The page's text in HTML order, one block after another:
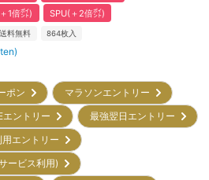
1倍㌽)
SPU(＋2倍㌽)
送料無料 864枚入
ポン
マラソンエントリー
エントリー
最強翌日エントリー
用エントリー
ービス利用)